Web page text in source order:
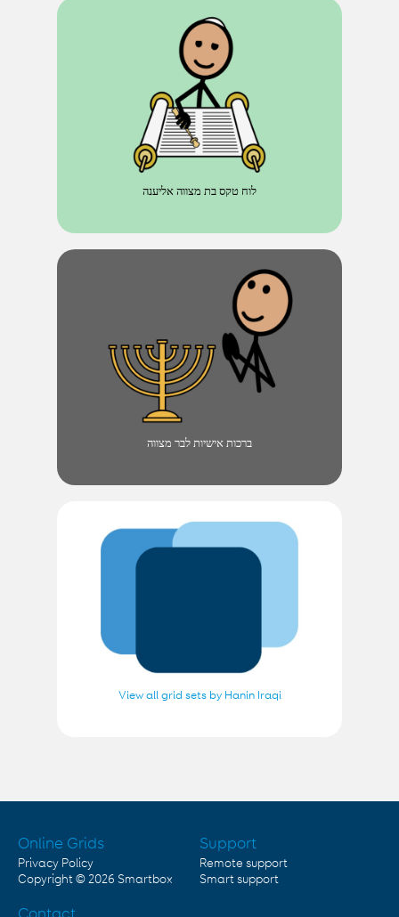
לוח טקס בת מצווה אליענה
ברכות אישיות לבר מצווה
View all grid sets by Hanin Iraqi
Online Grids
Privacy Policy
Copyright © 2026 Smartbox
Support
Remote support
Smart support